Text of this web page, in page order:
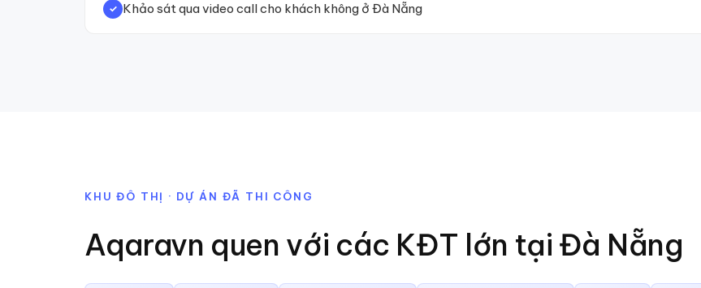
✓ Khảo sát qua video call cho khách không ở Đà Nẵng
KHU ĐÔ THỊ · DỰ ÁN ĐÃ THI CÔNG
Aqaravn quen với các KĐT lớn tại Đà Nẵng